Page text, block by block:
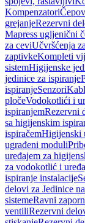
Kompenzatori
grejanjeRezervni
Mapress ugljenični
za ceviUčvršćenja
zaptivkeKompleti
sistemHigijenske
jedinice za ispiranje
ispiranjeSenzori
pločeVodokotlići i
ispiranjemRezervni
sa higijenskim
ispiračemHigijenski
ugrađeni moduli
uređajem za
za vodokotlić i
ispiranje instalacije
delovi za Jedinice
sistemeRavni
ventiliRezervni